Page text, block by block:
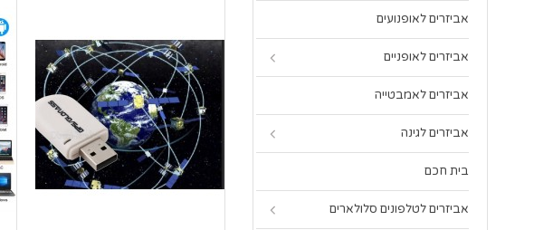
אביזרים לאופנועים
אביזרים לאופניים
אביזרים לאמבטייה
אביזרים לגינה
בית חכם
אביזרים לטלפונים סלולארים